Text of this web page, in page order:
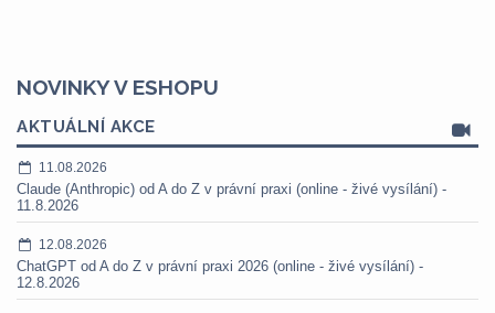
NOVINKY V ESHOPU
AKTUÁLNÍ AKCE
11.08.2026
Claude (Anthropic) od A do Z v právní praxi (online - živé vysílání) -
11.8.2026
12.08.2026
ChatGPT od A do Z v právní praxi 2026 (online - živé vysílání) -
12.8.2026